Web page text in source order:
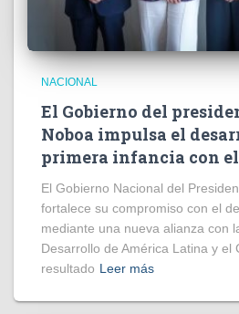
NACIONAL
El Gobierno del
Noboa impulsa el
primera infancia con el
El Gobierno Nacional del
fortalece su compromiso con el
mediante una nueva alianza con
Desarrollo de América Latina y el
resultado Leer más